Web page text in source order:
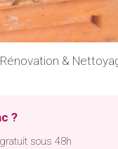
&
?
sous 48h